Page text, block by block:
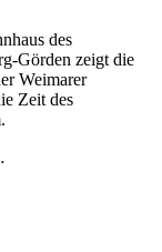
des
Görden zeigt die
Weimarer
Zeit des